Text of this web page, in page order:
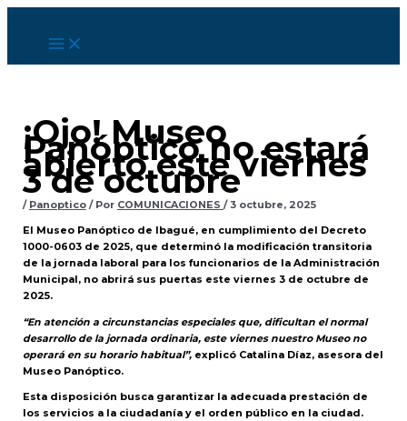
Ir
contenido
¡Ojo! Museo
Panóptico no estará
abierto este viernes
3 de octubre
/ Panoptico/ Por COMUNICACIONES / 3 octubre, 2025
El Museo Panóptico de Ibagué, en cumplimiento del Decreto
1000-0603 de 2025, que determinó la modificación transitoria
de la jornada laboral para los funcionarios de la Administración
Municipal, no abrirá sus puertas este viernes 3 de octubre de
2025.
“En atención a circunstancias especiales que, dificultan el normal
desarrollo de la jornada ordinaria, este viernes nuestro Museo no
operará en su horario habitual”, explicó Catalina Díaz, asesora del
Museo Panóptico.
Esta disposición busca garantizar la adecuada prestación de
los servicios a la ciudadanía y el orden público en la ciudad.